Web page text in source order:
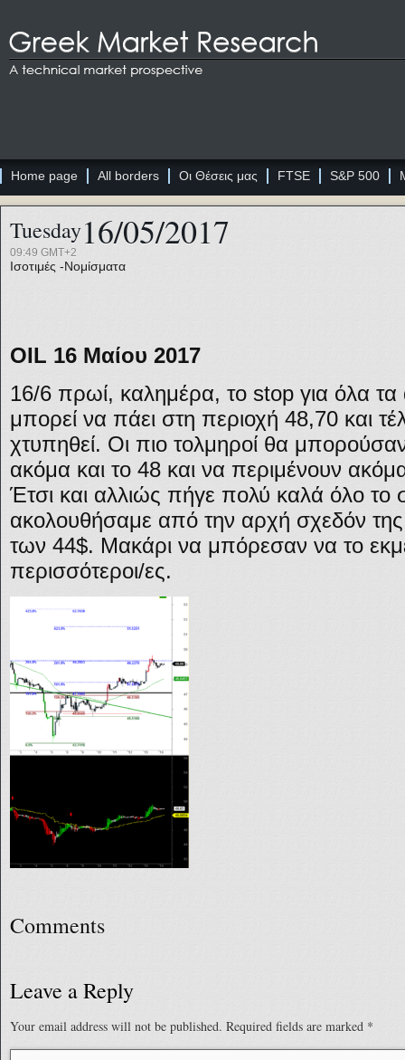
Home page All borders Οι Θέσεις μας FTSE S&P 500
Tuesday16/05/2017
09:49 GMT+2
Ισοτιμές -Νομίσματα
OIL 16 Μαίου 2017
16/6 πρωί, καλημέρα, το stop για όλα τα
μπορεί να πάει στη περιοχή 48,70 και
χτυπηθεί. Οι πιο τολμηροί θα
ακόμα και το 48 και να περιμένουν
Έτσι και αλλιώς πήγε πολύ καλά όλο το
ακολουθήσαμε από την αρχή σχεδόν
των 44$. Μακάρι να μπόρεσαν να το
περισσότεροι/ες.
Comments
Leave a Reply
Your email address will not be published. Required fields are marked *